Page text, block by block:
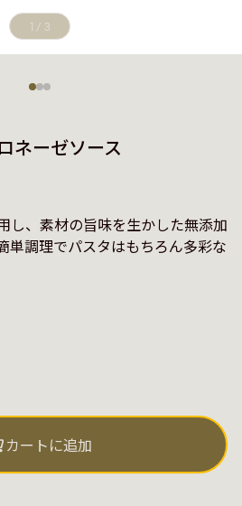
1 / 3
ネーゼソース
し、素材の旨味を生かした無添加
単調理でパスタはもちろん多彩な
カートに追加